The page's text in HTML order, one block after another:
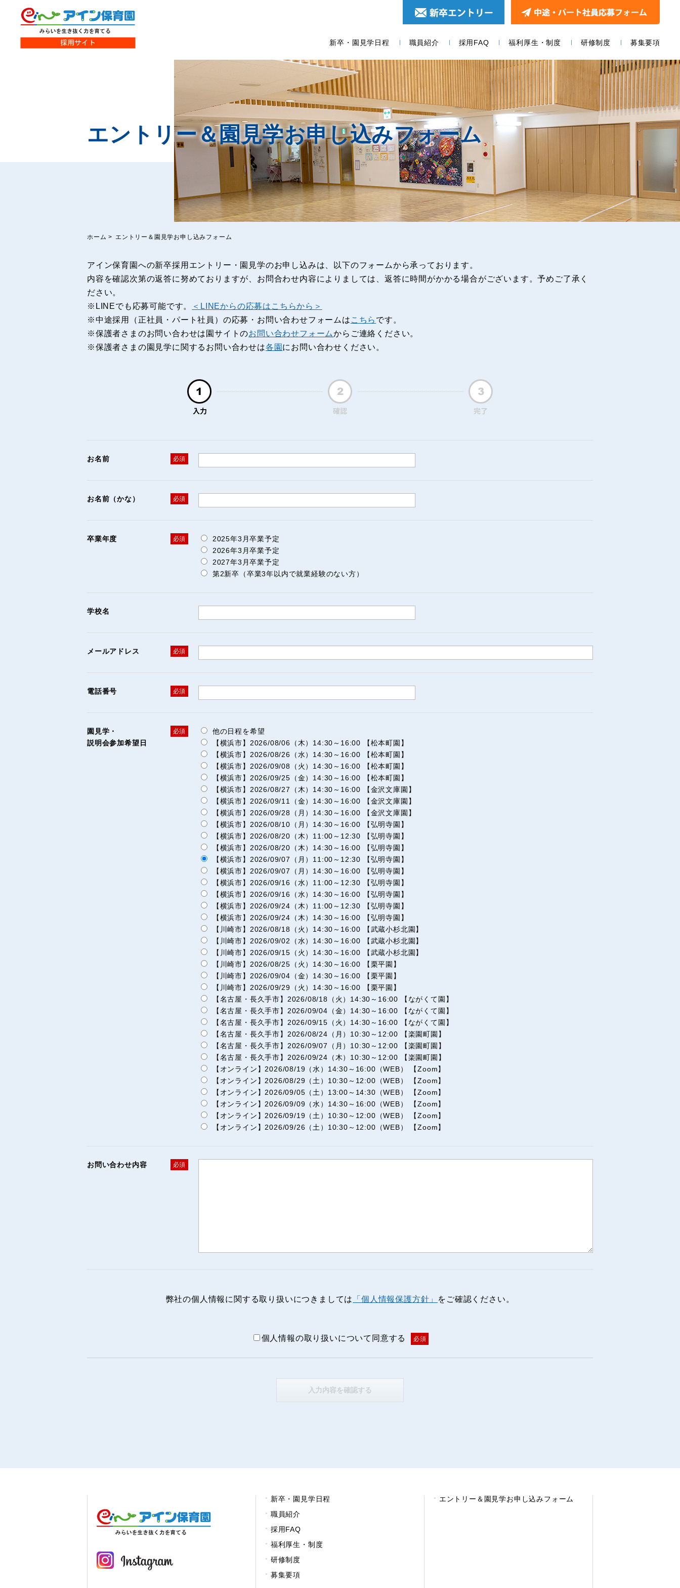
新卒・園見学日程 職員紹介 採用FAQ 福利厚生・制度 研修制度 募集要項
エントリー＆園見学お申し込みフォーム
ホーム > エントリー＆園見学お申し込みフォーム
アイン保育園への新卒採用エントリー・園見学のお申し込みは、以下のフォームから承っております。
内容を確認次第の返答に努めておりますが、お問合わせ内容によりましては、返答に時間がかかる場合がございます。予めご了承く
ださい。
※LINEでも応募可能です。
＜LINEからの応募はこちらから＞
※中途採用（正社員・パート社員）の応募・お問い合わせフォームは こちら です。
※保護者さまのお問い合わせは園サイトのお問い合わせフォームからご連絡ください。
※保護者さまの園見学に関するお問い合わせは各園 にお問い合わせください。
お名前 必須
お名前（かな） 必須
卒業年度 必須
2025年3月卒業予定
2026年3月卒業予定
2027年3月卒業予定
第2新卒（卒業3年以内で就業経験のない方）
学校名
メールアドレス 必須
電話番号 必須
園見学・
説明会参加希望日
必須
他の日程を希望
【横浜市】2026/08/06（木）14:30～16:00 【松本町園】
【横浜市】2026/08/26（水）14:30～16:00 【松本町園】
【横浜市】2026/09/08（火）14:30～16:00 【松本町園】
【横浜市】2026/09/25（金）14:30～16:00 【松本町園】
【横浜市】2026/08/27（木）14:30～16:00 【金沢文庫園】
【横浜市】2026/09/11（金）14:30～16:00 【金沢文庫園】
【横浜市】2026/09/28（月）14:30～16:00 【金沢文庫園】
【横浜市】2026/08/10（月）14:30～16:00 【弘明寺園】
【横浜市】2026/08/20（木）11:00～12:30 【弘明寺園】
【横浜市】2026/08/20（木）14:30～16:00 【弘明寺園】
【横浜市】2026/09/07（月）11:00～12:30 【弘明寺園】
【横浜市】2026/09/07（月）14:30～16:00 【弘明寺園】
【横浜市】2026/09/16（水）11:00～12:30 【弘明寺園】
【横浜市】2026/09/16（水）14:30～16:00 【弘明寺園】
【横浜市】2026/09/24（木）11:00～12:30 【弘明寺園】
【横浜市】2026/09/24（木）14:30～16:00 【弘明寺園】
【川崎市】2026/08/18（火）14:30～16:00 【武蔵小杉北園】
【川崎市】2026/09/02（水）14:30～16:00 【武蔵小杉北園】
【川崎市】2026/09/15（火）14:30～16:00 【武蔵小杉北園】
【川崎市】2026/08/25（火）14:30～16:00 【栗平園】
【川崎市】2026/09/04（金）14:30～16:00 【栗平園】
【川崎市】2026/09/29（火）14:30～16:00 【栗平園】
【名古屋・長久手市】2026/08/18（火）14:30～16:00 【ながくて園】
【名古屋・長久手市】2026/09/04（金）14:30～16:00 【ながくて園】
【名古屋・長久手市】2026/09/15（火）14:30～16:00 【ながくて園】
【名古屋・長久手市】2026/08/24（月）10:30～12:00 【楽園町園】
【名古屋・長久手市】2026/09/07（月）10:30～12:00 【楽園町園】
【名古屋・長久手市】2026/09/24（木）10:30～12:00 【楽園町園】
【オンライン】2026/08/19（水）14:30～16:00（WEB） 【Zoom】
【オンライン】2026/08/29（土）10:30～12:00（WEB） 【Zoom】
【オンライン】2026/09/05（土）13:00～14:30（WEB） 【Zoom】
【オンライン】2026/09/09（水）14:30～16:00（WEB） 【Zoom】
【オンライン】2026/09/19（土）10:30～12:00（WEB） 【Zoom】
【オンライン】2026/09/26（土）10:30～12:00（WEB） 【Zoom】
お問い合わせ内容 必須
弊社の個人情報に関する取り扱いにつきましては 「個人情報保護方針」 をご確認ください。
個人情報の取り扱いについて同意する 必須
新卒・園見学日程
職員紹介
採用FAQ
福利厚生・制度
研修制度
募集要項
エントリー＆園見学お申し込みフォーム